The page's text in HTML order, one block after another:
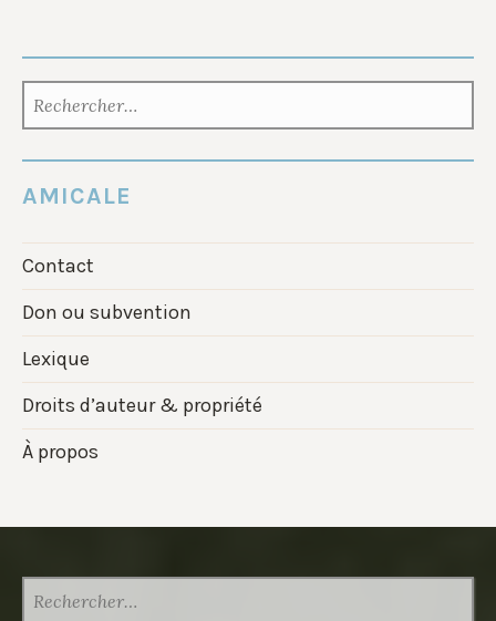
AMICALE
Contact
Don ou subvention
Lexique
Droits d’auteur & propriété
À propos